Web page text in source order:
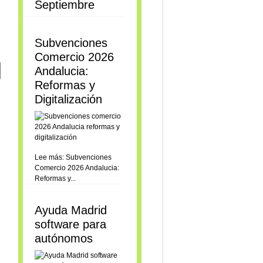
Gestión de Intervenciones y Control de Accesos de Hostgreen
Septiembre
Subvenciones
Comercio 2026
Andalucia:
Reformas y
Digitalización
Lee más: Subvenciones
Comercio 2026 Andalucia:
Reformas y...
Ayuda Madrid
software para
autónomos